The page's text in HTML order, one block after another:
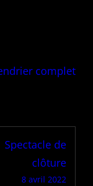
complet
Spectacle de
clôture
8 avril 2022